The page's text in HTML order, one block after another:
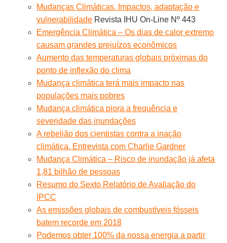
Mudanças Climáticas. Impactos, adaptação e
vulnerabilidade Revista IHU On-Line Nº 443
Emergência Climática – Os dias de calor extremo
causam grandes prejuízos econômicos
Aumento das temperaturas globais próximas do
ponto de inflexão do clima
Mudança climática terá mais impacto nas
populações mais pobres
Mudança climática piora a frequência e
severidade das inundações
A rebelião dos cientistas contra a inação
climática. Entrevista com Charlie Gardner
Mudança Climática – Risco de inundação já afeta
1,81 bilhão de pessoas
Resumo do Sexto Relatório de Avaliação do
IPCC
As emissões globais de combustíveis fósseis
batem recorde em 2018
Podemos obter 100% da nossa energia a partir